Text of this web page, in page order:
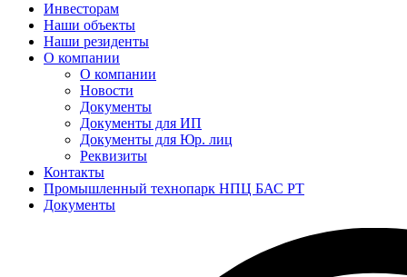
Инвесторам
Наши объекты
Наши резиденты
О компании
О компании
Новости
Документы
Документы для ИП
Документы для Юр. лиц
Реквизиты
Контакты
Промышленный технопарк НПЦ БАС РТ
Документы